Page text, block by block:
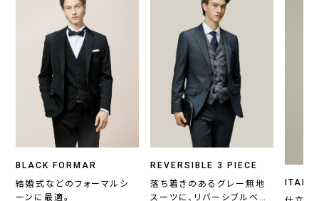
BLACK FORMAR
結婚式などのフォーマルシ
ーンに最適。
REVERSIBLE 3 PIECE
落ち着きのあるグレー無地
スーツに、リバーシブルベス